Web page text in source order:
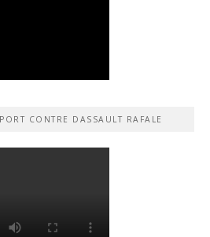
CONTRE DASSAULT RAFALE